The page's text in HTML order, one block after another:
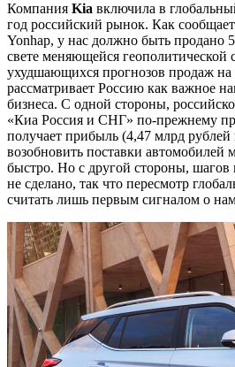
Компания Kia включила в
год российский рынок. Как
Yonhap, у нас должно быть продано
свете меняющейся геополитической
ухудшающихся прогнозов продаж
рассматривает Россию как важное
бизнеса. С одной стороны,
«Киа Россия и СНГ» по-прежнему
получает прибыль (4,47 млрд рублей
возобновить поставки автомобилей
быстро. Но с другой стороны, шагов
не сделано, так что пересмотр
считать лишь первым сигналом о